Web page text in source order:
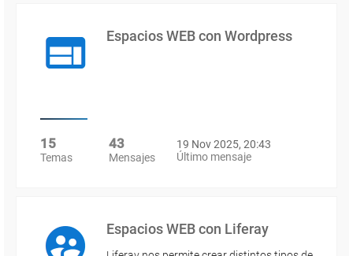
Espacios WEB con Wordpress
15
Temas
43
Mensajes
19 Nov 2025, 20:43
Último mensaje
Espacios WEB con Liferay